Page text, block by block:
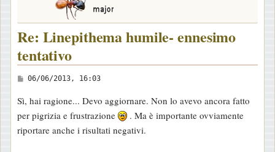
Re: Linepithema humile- ennesimo
tentativo
M
s
s
a
06/06/2013, 16:03
Sì, hai ragione... Devo aggiornare. Non lo avevo ancora fatto
per pigrizia e frustrazione
. Ma è importante ovviamente
riportare anche i risultati negativi.